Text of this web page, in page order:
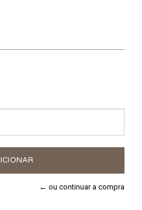
← ou continuar a compra